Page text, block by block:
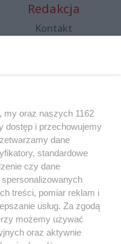
Redakcja
Kontakt
koncert z okazji
20. urodzin portalu
wSzczecinie.pl
Regulamin konkursów
śniadaniówka "Hej
Szczecin! Jest piątek!"
my oraz naszych 1162
dostęp i przechowujemy
dane
standardowe
czy dane
treści, pomiar reklam i
usług. Za zgodą
możemy używać
oraz aktywnie